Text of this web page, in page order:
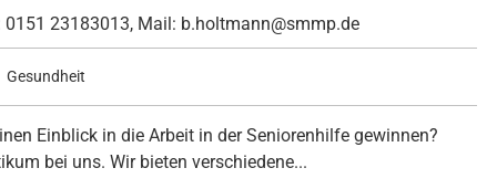
23183013, Mail: b.holtmann@smmp.de
Gesundheit
Einblick in die Arbeit in der Seniorenhilfe gewinnen?
bei uns. Wir bieten verschiedene...